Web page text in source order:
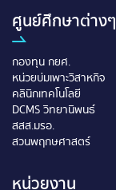
ศูนย์ศึกษาต่างๆ
กองทุน กยศ.
หน่วยบ่มเพาะวิสาหกิจ
คลินิกเทคโนโลยี
DCMS วิทยานิพนธ์
สสส.มรอ.
สวนพฤกษศาสตร์
หน่วยงาน